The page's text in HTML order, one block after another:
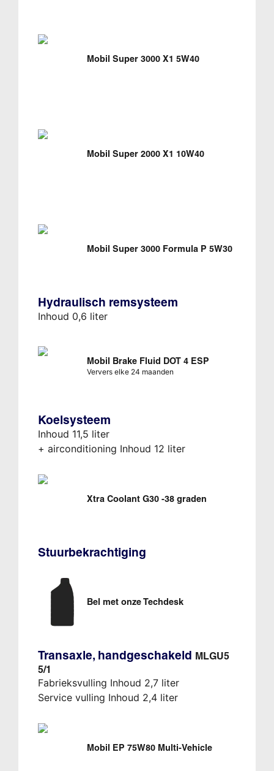
Mobil Super 3000 X1 5W40
Mobil Super 2000 X1 10W40
Mobil Super 3000 Formula P 5W30
Hydraulisch remsysteem
Inhoud 0,6 liter
Mobil Brake Fluid DOT 4 ESP
Ververs elke 24 maanden
Koelsysteem
Inhoud 11,5 liter
+ airconditioning Inhoud 12 liter
Xtra Coolant G30 -38 graden
Stuurbekrachtiging
Bel met onze Techdesk
Transaxle, handgeschakeld MLGU5
5/1
Fabrieksvulling Inhoud 2,7 liter
Service vulling Inhoud 2,4 liter
Mobil EP 75W80 Multi-Vehicle